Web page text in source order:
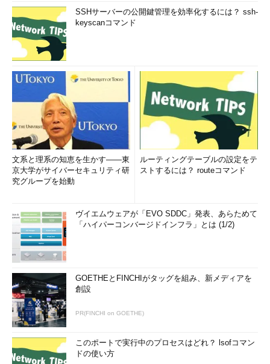
SSHサーバーの公開鍵管理を効率化するには？ ssh-
keyscanコマンド
文系と理系の知恵を生かす――東
京大学がサイバーセキュリティ研
究グループを始動
ルーティングテーブルの設定をテ
ストするには？ routeコマンド
ヴイエムウェアが「EVO SDDC」発表、あらためて
「ハイパーコンバージドインフラ」とは (1/2)
GOETHEとFINCHIがタッグを組み、新メディアを
創設
PR(FINCHI on GOETHE)
このポートで実行中のプロセスはどれ？ lsofコマン
ドの使い方